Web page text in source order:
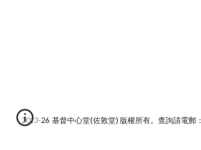
2013-26 基督中心堂(佐敦堂) 版權所有。查詢請電郵：